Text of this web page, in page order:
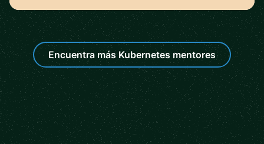
Encuentra más Kubernetes mentores